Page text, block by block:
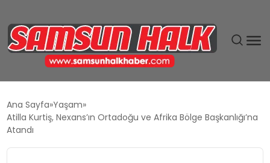
EĞITIM
Ana Sayfa Yaşam
Atilla Kurtiş, Nexans’ın Ortadoğu ve Afrika Bölge Başkanlığı’na
Atandı